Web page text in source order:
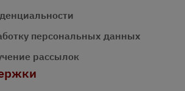
персональных данных
рассылок